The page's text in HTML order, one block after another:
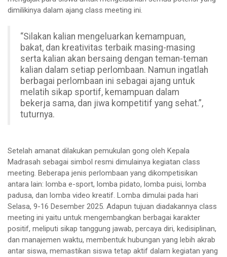
dimilikinya dalam ajang class meeting ini.
“Silakan kalian mengeluarkan kemampuan,
bakat, dan kreativitas terbaik masing-masing
serta kalian akan bersaing dengan teman-teman
kalian dalam setiap perlombaan. Namun ingatlah
berbagai perlombaan ini sebagai ajang untuk
melatih sikap sportif, kemampuan dalam
bekerja sama, dan jiwa kompetitif yang sehat.”,
tuturnya.
Setelah amanat dilakukan pemukulan gong oleh Kepala
Madrasah sebagai simbol resmi dimulainya kegiatan class
meeting. Beberapa jenis perlombaan yang dikompetisikan
antara lain: lomba e-sport, lomba pidato, lomba puisi, lomba
padusa, dan lomba video kreatif. Lomba dimulai pada hari
Selasa, 9-16 Desember 2025. Adapun tujuan diadakannya class
meeting ini yaitu untuk mengembangkan berbagai karakter
positif, meliputi sikap tanggung jawab, percaya diri, kedisiplinan,
dan manajemen waktu, membentuk hubungan yang lebih akrab
antar siswa, memastikan siswa tetap aktif dalam kegiatan yang